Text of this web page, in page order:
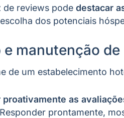
de reviews pode destacar
dos potenciais
manutenção
de um estabelecimento
as
Responder prontamente,